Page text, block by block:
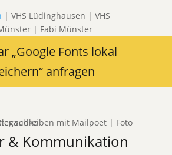
| VHS Lüdinghausen | VHS
| Fabi Münster
„Google Fonts lokal
anfragen
& Kommunikation